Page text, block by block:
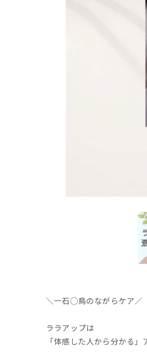
＼一石◯鳥のながらケア／
ララアップは
「体感した人から分かる」